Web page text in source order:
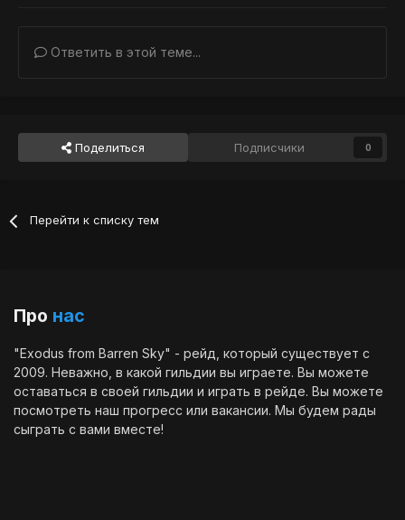
Ответить в этой теме...
Поделиться Подписчики 0
Перейти к списку тем
Про нас
"Exodus from Barren Sky" - рейд, который существует с
2009. Неважно, в какой гильдии вы играете. Вы можете
оставаться в своей гильдии и играть в рейде. Вы можете
посмотреть наш прогресс или вакансии. Мы будем рады
сыграть с вами вместе!